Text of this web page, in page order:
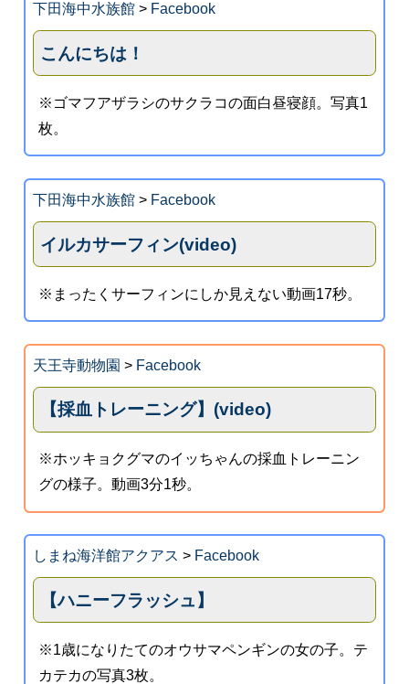
下田海中水族館> Facebook
こんにちは！
※ゴマフアザラシのサクラコの面白昼寝顔。写真1
枚。
下田海中水族館> Facebook
イルカサーフィン(video)
※まったくサーフィンにしか見えない動画17秒。
天王寺動物園 > Facebook
【採血トレーニング】(video)
※ホッキョクグマのイッちゃんの採血トレーニン
グの様子。動画3分1秒。
しまね海洋館アクアス > Facebook
【ハニーフラッシュ】
※1歳になりたてのオウサマペンギンの女の子。テ
カテカの写真3枚。